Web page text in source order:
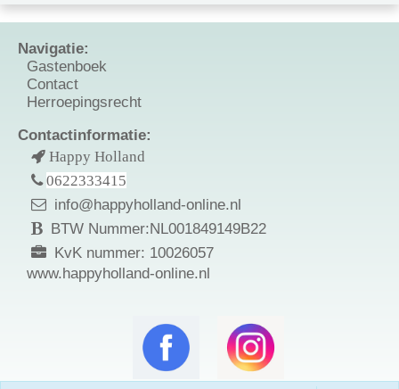
Navigatie:
Gastenboek
Contact
Herroepingsrecht
Contactinformatie:
Happy Holland
0622333415
info@happyholland-online.nl
BTW Nummer:NL001849149B22
KvK nummer: 10026057
www.happyholland-online.nl